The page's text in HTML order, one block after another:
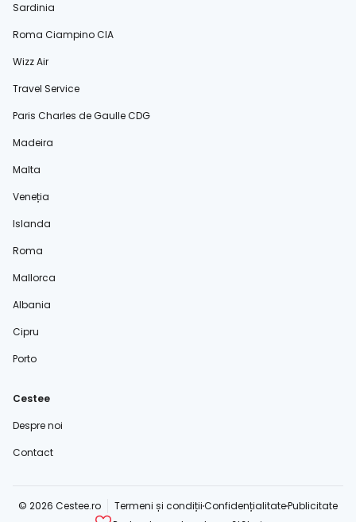
Sardinia
Roma Ciampino CIA
Wizz Air
Travel Service
Paris Charles de Gaulle CDG
Madeira
Malta
Veneția
Islanda
Roma
Mallorca
Albania
Cipru
Porto
Cestee
Despre noi
Contact
© 2026 Cestee.ro Termeni și condițiiConfidențialitatePublicitate